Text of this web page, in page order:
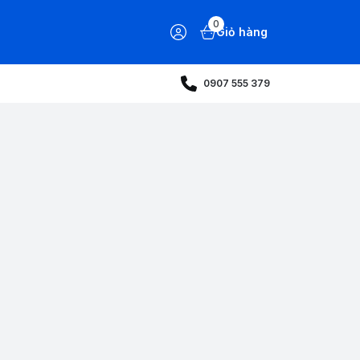
0
Giỏ hàng
0907 555 379